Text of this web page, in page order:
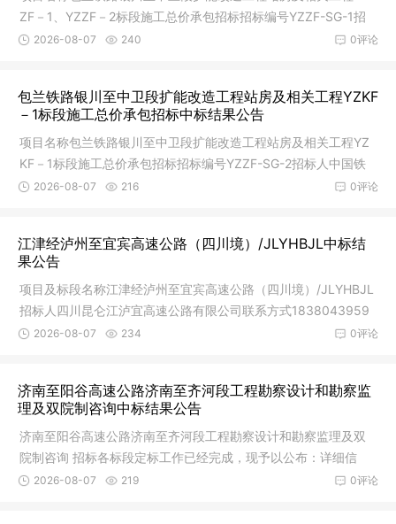
ZF－1、YZZF－2标段施工总价承包招标招标编号YZZF-SG-1招
标人中国铁
0评论
2026-08-07 240
包兰铁路银川至中卫段扩能改造工程站房及相关工程YZKF
－1标段施工总价承包招标中标结果公告
项目名称包兰铁路银川至中卫段扩能改造工程站房及相关工程YZ
KF－1标段施工总价承包招标招标编号YZZF-SG-2招标人中国铁
路兰州局集
0评论
2026-08-07 216
江津经泸州至宜宾高速公路（四川境）/JLYHBJL中标结
果公告
项目及标段名称江津经泸州至宜宾高速公路（四川境）/JLYHBJL
招标人四川昆仑江泸宜高速公路有限公司联系方式1838043959
9招标代理
0评论
2026-08-07 234
济南至阳谷高速公路济南至齐河段工程勘察设计和勘察监
理及双院制咨询中标结果公告
济南至阳谷高速公路济南至齐河段工程勘察设计和勘察监理及双
院制咨询 招标各标段定标工作已经完成，现予以公布：详细信
息：标段
0评论
2026-08-07 219